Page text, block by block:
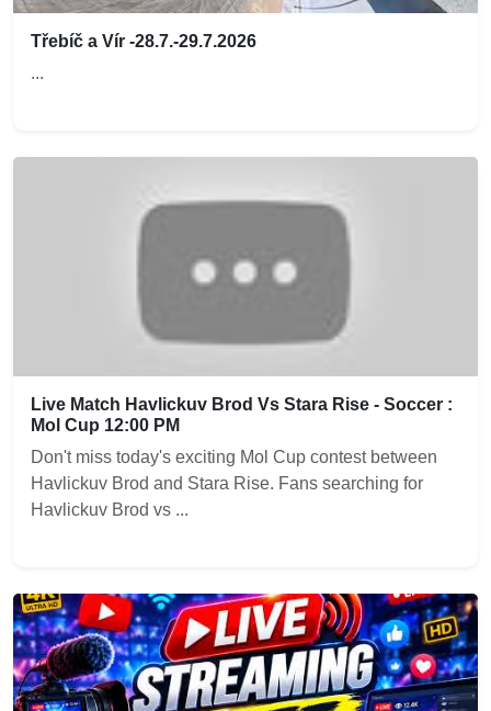
Třebíč a Vír -28.7.-29.7.2026
...
Live Match Havlickuv Brod Vs Stara Rise - Soccer :
Mol Cup 12:00 PM
Don't miss today's exciting Mol Cup contest between
Havlickuv Brod and Stara Rise. Fans searching for
Havlickuv Brod vs ...